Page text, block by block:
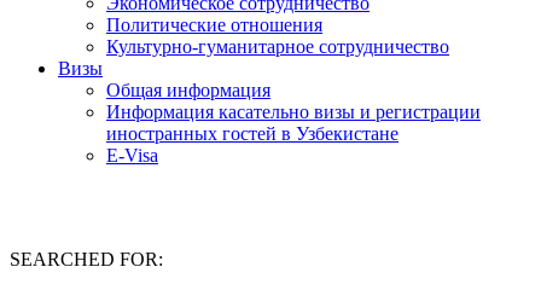
Политические отношения
Культурно-гуманитарное сотрудничество
Визы
Общая информация
Информация касательно визы и регистрации
иностранных гостей в Узбекистане
E-Visa
SEARCHED FOR: